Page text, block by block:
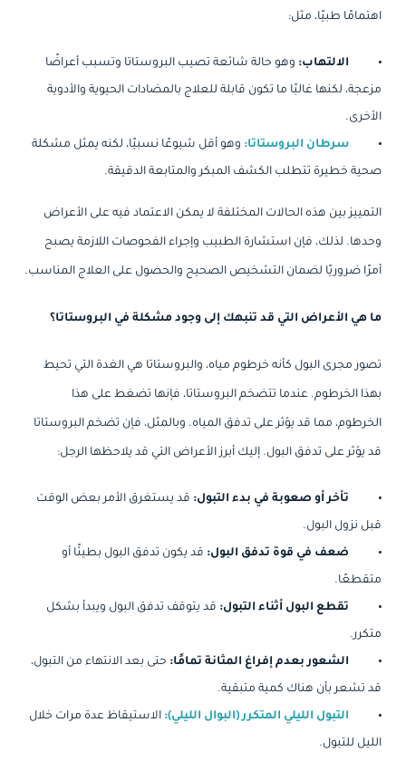
اهتمامًا طبيًا، مثل:
الالتهاب: وهو حالة شائعة تصيب البروستاتا وتسبب أعراضًا
مزعجة، لكنها غالبًا ما تكون قابلة للعلاج بالمضادات الحيوية والأدوية
الأخرى.
سرطان البروستاتا: وهو أقل شيوعًا نسبيًا، لكنه يمثل مشكلة
صحية خطيرة تتطلب الكشف المبكر والمتابعة الدقيقة.
التمييز بين هذه الحالات المختلفة لا يمكن الاعتماد فيه على الأعراض
وحدها. لذلك، فإن استشارة الطبيب وإجراء الفحوصات اللازمة يصبح
أمرًا ضروريًا لضمان التشخيص الصحيح والحصول على العلاج المناسب.
ما هي الأعراض التي قد تنبهك إلى وجود مشكلة في البروستاتا؟
تصور مجرى البول كأنه خرطوم مياه، والبروستاتا هي الغدة التي تحيط
بهذا الخرطوم. عندما تتضخم البروستاتا، فإنها تضغط على هذا
الخرطوم، مما قد يؤثر على تدفق المياه. وبالمثل، فإن تضخم البروستاتا
قد يؤثر على تدفق البول. إليك أبرز الأعراض التي قد يلاحظها الرجل:
تأخر أو صعوبة في بدء التبول: قد يستغرق الأمر بعض الوقت
قبل نزول البول.
ضعف في قوة تدفق البول: قد يكون تدفق البول بطيئًا أو
متقطعًا.
تقطع البول أثناء التبول: قد يتوقف تدفق البول ويبدأ بشكل
متكرر.
الشعور بعدم إفراغ المثانة تمامًا: حتى بعد الانتهاء من التبول،
قد تشعر بأن هناك كمية متبقية.
التبول الليلي المتكرر (البوال الليلي): الاستيقاظ عدة مرات خلال
الليل للتبول.